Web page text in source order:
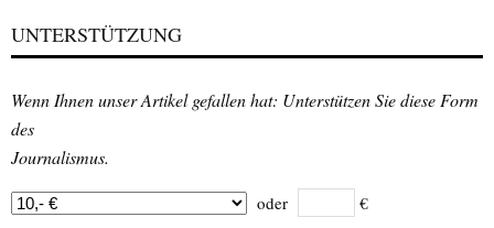
UNTERSTÜTZUNG
Wenn Ihnen unser Artikel gefallen hat: Unterstützen Sie diese Form
des
Journalismus.
oder €